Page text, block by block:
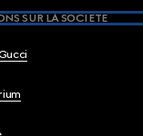
SUR LA SOCIETE